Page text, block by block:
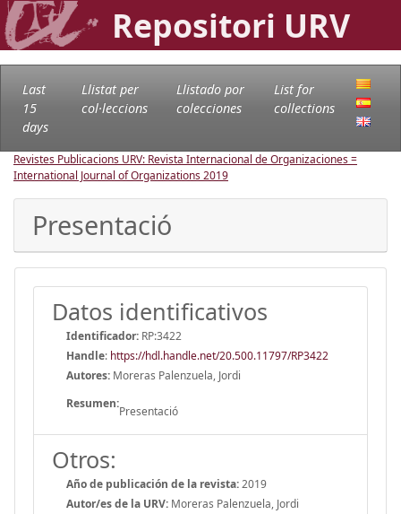
Repositori URV
Last
15
days
Llistat per
col·leccions
Llistado por
colecciones
List for
collections
Revistes Publicacions URV: Revista Internacional de Organizaciones =
International Journal of Organizations2019
Presentació
Datos identificativos
Identificador: RP:3422
Handle: https://hdl.handle.net/20.500.11797/RP3422
Autores: Moreras Palenzuela, Jordi
Resumen:
Presentació
Otros:
Año de publicación de la revista:2019
Autor/es de la URV: Moreras Palenzuela, Jordi